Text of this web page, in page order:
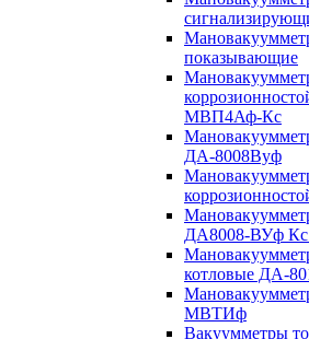
показывающие
МВП4Аф-Кс
ДА-8008Вуф
ДА8008-ВУф
котловые ДА-
МВТИф
Вакуумметры